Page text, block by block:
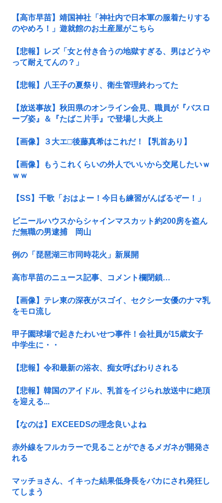
【高市早苗】靖国神社「神社内で日本軍の服着たりする
のやめろ！」遊就館のお土産屋がこちら
【悲報】レズ「女と付き合うの地獄すぎる、男はどうや
って耐えてんの？」
【悲報】八王子の夏祭り、衛生管理終わってた
【放送事故】秋田県のオンライン会見、職員が『バスロ
ーブ姿』＆『たばこ片手』で登場し大炎上
【画像】３大エ□後藤真希はこれだ！【乳首あり】
【画像】もうこれくらいの外人でいいから交尾したいｗ
ｗｗ
【SS】千歌「おはよー！今日も練習がんばるぞー！」
ビニールハウスからシャインマスカット約200房を盗ん
だ無職の男逮捕 岡山
例の「琵琶湖三市同時花火」新展開
高市早苗のニュース記事、コメント欄閉鎖…
【画像】テレ東の深夜がスゴイ、セクシー女優のナマ乳
をモロ流し
甲子園球場で起きたわいせつ事件！会社員が15歳女子
中学生に・・
【悲報】令和最新の浴衣、痴女呼ばわりされる
【悲報】韓国のアイドル、乳首をイジられ放送中に絶頂
を迎える...
【なのは】EXCEEDSの理念良いよね
赤外線をフルカラーで見ることができるメガネが開発さ
れる
マッチョさん、イキった結果低身長をバカにされ発狂し
てしまう